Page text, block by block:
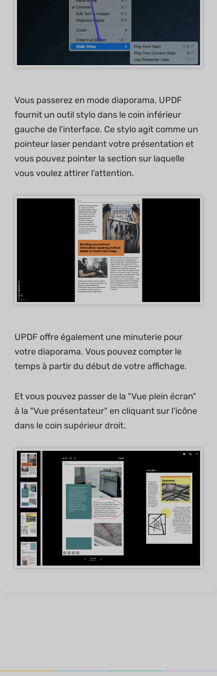
Vous passerez en mode diaporama. UPDF
fournit un outil stylo dans le coin inférieur
gauche de l'interface. Ce stylo agit comme un
pointeur laser pendant votre présentation et
vous pouvez pointer la section sur laquelle
vous voulez attirer l'attention.
UPDF offre également une minuterie pour
votre diaporama. Vous pouvez compter le
temps à partir du début de votre affichage.
Et vous pouvez passer de la "Vue plein écran"
à la "Vue présentateur" en cliquant sur l'icône
dans le coin supérieur droit.